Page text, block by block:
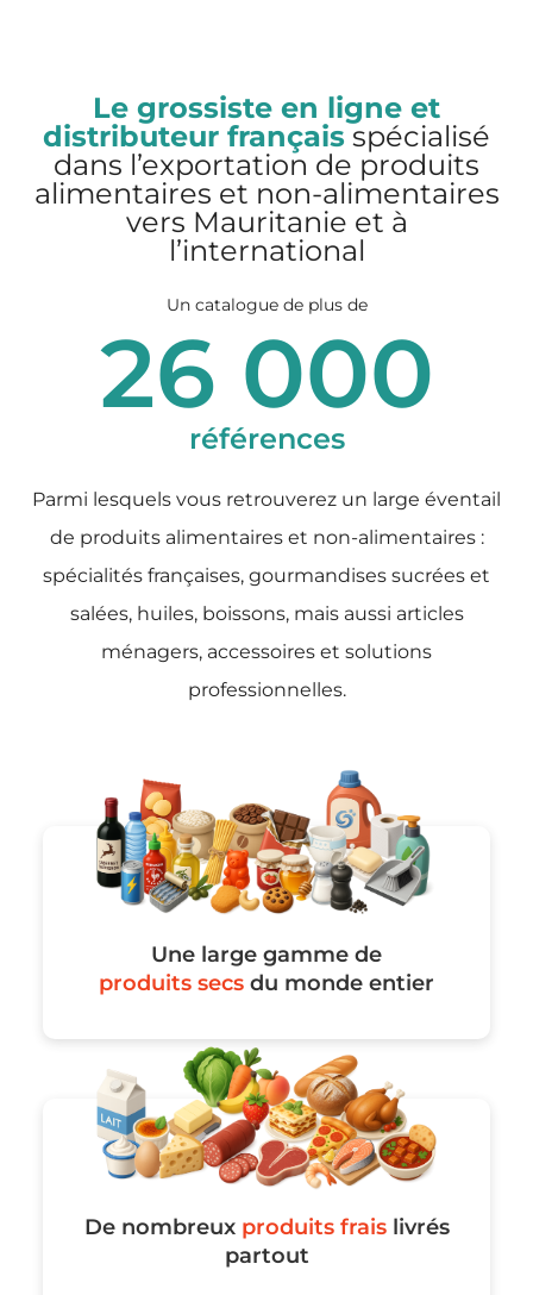
Le grossiste en ligne et
distributeur français spécialisé
dans l’exportation de produits
alimentaires et non-alimentaires
vers Mauritanie et à
l’international
Un catalogue de plus de
26 000
références
Parmi lesquels vous retrouverez un large éventail
de produits alimentaires et non-alimentaires :
spécialités françaises, gourmandises sucrées et
salées, huiles, boissons, mais aussi articles
ménagers, accessoires et solutions
professionnelles.
Une large gamme de
produits secs du monde entier
De nombreux produits fraislivrés
partout